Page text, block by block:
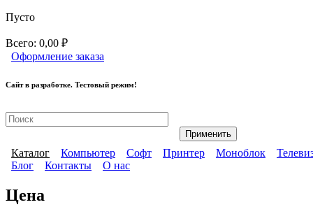
Перейти к основному содержанию
Пусто
Всего: 0,00 ₽
Оформление заказа
Сайт в разработке. Тестовый режим!
Главное меню
Каталог Компьютер Софт Принтер Моноблок
Блог Контакты О нас
Цена